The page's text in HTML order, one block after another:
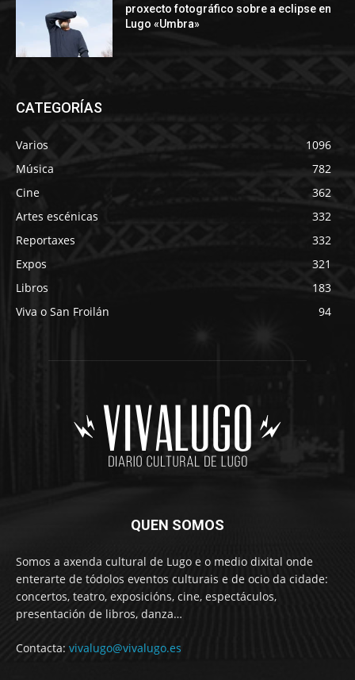
proxecto fotográfico sobre a eclipse en
Lugo «Umbra»
CATEGORÍAS
Varios
1096
Música
782
Cine
362
Artes escénicas
332
Reportaxes
332
Expos
321
Libros
183
Viva o San Froilán
94
QUEN SOMOS
Somos a axenda cultural de Lugo e o medio dixital onde
enterarte de tódolos eventos culturais e de ocio da cidade:
concertos, teatro, exposicións, cine, espectáculos,
presentación de libros, danza…
Contacta: vivalugo@vivalugo.es